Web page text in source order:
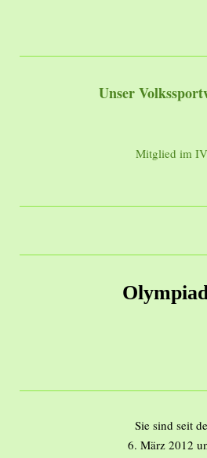
Unser
Mitglied im
Sie sind seit
6. März 2012